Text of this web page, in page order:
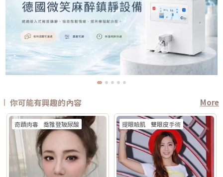
你可能有興趣的內容 More
奇蹟肉毒 喬雅登玻尿酸 提眼瞼肌 雙眼皮手術